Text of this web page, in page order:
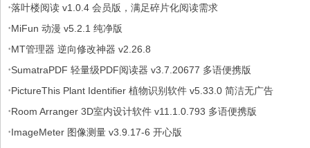
·落叶楼阅读 v1.0.4 会员版，满足碎片化阅读需求
·MiFun 动漫 v5.2.1 纯净版
·MT管理器 逆向修改神器 v2.26.8
·SumatraPDF 轻量级PDF阅读器 v3.7.20677 多语便携版
·PictureThis Plant Identifier 植物识别软件 v5.33.0 简洁无广告
·Room Arranger 3D室内设计软件 v11.1.0.793 多语便携版
·ImageMeter 图像测量 v3.9.17-6 开心版